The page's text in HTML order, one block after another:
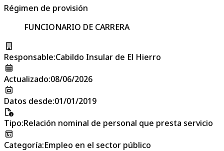
Régimen de provisión
FUNCIONARIO DE CARRERA
Responsable:Cabildo Insular de El Hierro
Actualizado:08/06/2026
Datos desde:01/01/2019
Tipo:Relación nominal de personal que presta servicio
Categoría:Empleo en el sector público